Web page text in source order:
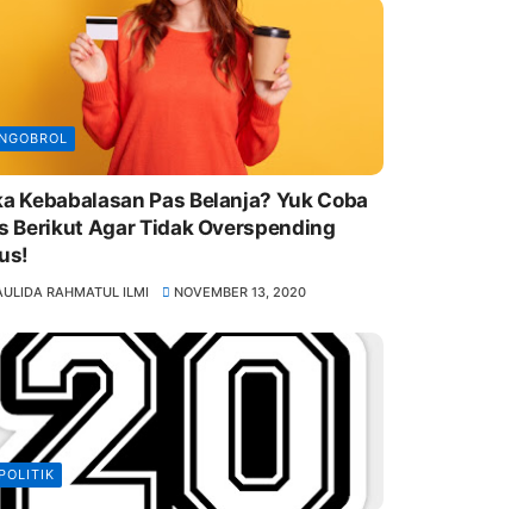
NGOBROL
Kebabalasan Pas Belanja? Yuk Coba
Berikut Agar Tidak Overspending
RAHMATUL ILMI NOVEMBER 13, 2020
POLITIK